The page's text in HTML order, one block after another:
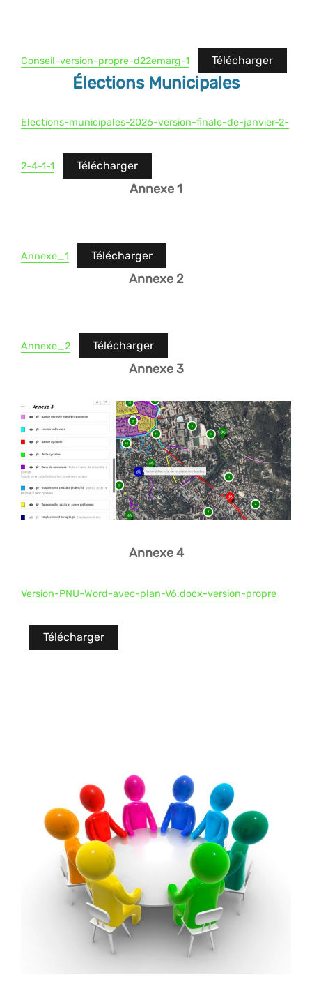
Conseil-version-propre-d22emarg-1 Télécharger
Élections Municipales
Elections-municipales-2026-version-finale-de-janvier-2-
2-4-1-1 Télécharger
Annexe 1
Annexe_1 Télécharger
Annexe 2
Annexe_2 Télécharger
Annexe 3
Annexe 4
Version-PNU-Word-avec-plan-V6.docx-version-propre
Télécharger